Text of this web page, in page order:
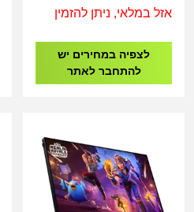
100Hz 5ms
אזל במלאי, ניתן להזמין
לצפיה במחירים יש
להתחבר לאתר